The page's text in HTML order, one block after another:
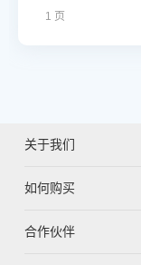
1 页
关于我们
如何购买
合作伙伴